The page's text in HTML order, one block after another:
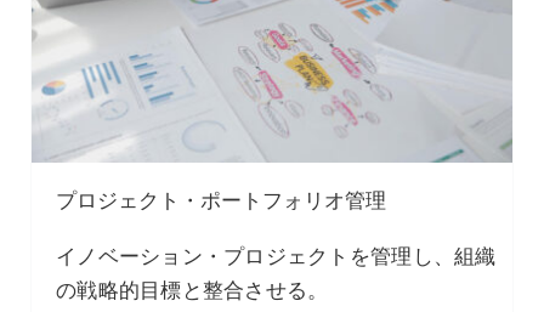
プロジェクト・ポートフォリオ管理
イノベーション・プロジェクトを管理し、組織
の戦略的目標と整合させる。